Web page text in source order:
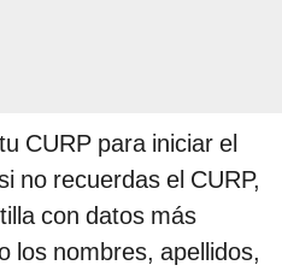
CURP para iniciar el
no recuerdas el CURP,
con datos más
los nombres, apellidos,